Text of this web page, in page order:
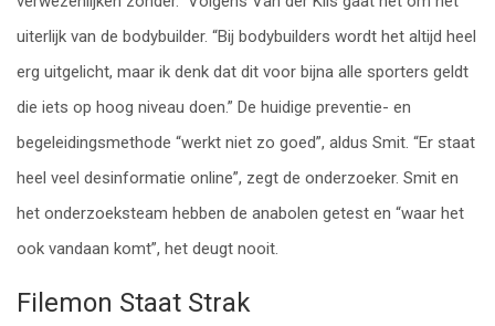
uiterlijk van de bodybuilder. “Bij bodybuilders wordt het altijd heel
erg uitgelicht, maar ik denk dat dit voor bijna alle sporters geldt
die iets op hoog niveau doen.” De huidige preventie- en
begeleidingsmethode “werkt niet zo goed”, aldus Smit. “Er staat
heel veel desinformatie online”, zegt de onderzoeker. Smit en
het onderzoeksteam hebben de anabolen getest en “waar het
ook vandaan komt”, het deugt nooit.
Filemon Staat Strak